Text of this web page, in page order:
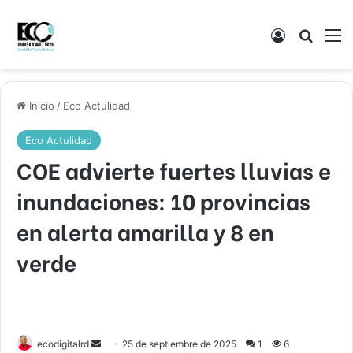
Acceso
Inicio / Eco Actulidad
Eco Actulidad
COE advierte fuertes lluvias e
inundaciones: 10 provincias
en alerta amarilla y 8 en
verde
ecodigitalrd
Send 25 de septiembre de 2025 1 6